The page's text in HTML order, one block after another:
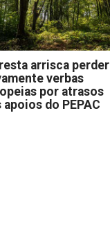
arrisca perder
verbas
por atrasos
apoios do PEPAC